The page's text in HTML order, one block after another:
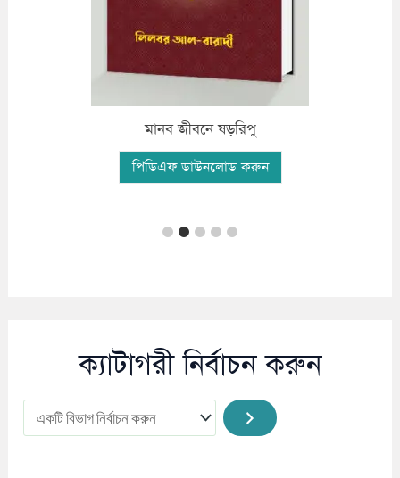
মানব জীবনে ষড়রিপু
পিডিএফ ডাউনলোড করুন
ক্যাটাগরী নির্বাচন করুন